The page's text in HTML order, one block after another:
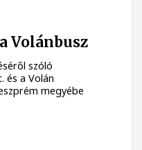
Volánbusz
szóló
és a Volán
megyébe